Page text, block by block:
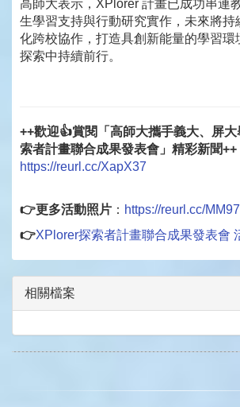
高師大表示，XPlorer 計畫已成功串連
生學習支持與行動研究實作，未來將持
化跨校協作，打造具創新能量的學習環
探索中持續前行。
++歡迎👍賞閱「高師大攜手義大、屏
索者計畫聯合成果發表會」精彩新聞++
https://reurl.cc/XapX37
👉更多活動照片 ： https://reurl.cc/
👉XPlorer探索者計畫聯合成果發表會
相關檔案